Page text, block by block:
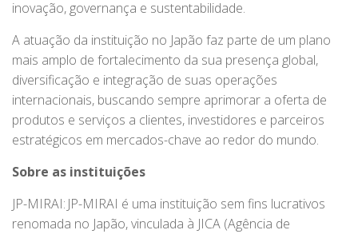
inovação, governança e sustentabilidade.
A atuação da instituição no Japão faz parte de um plano
mais amplo de fortalecimento da sua presença global,
diversificação e integração de suas operações
internacionais, buscando sempre aprimorar a oferta de
produtos e serviços a clientes, investidores e parceiros
estratégicos em mercados-chave ao redor do mundo.
Sobre as instituições
JP-MIRAI: JP-MIRAI é uma instituição sem fins lucrativos
renomada no Japão, vinculada à JICA (Agência de